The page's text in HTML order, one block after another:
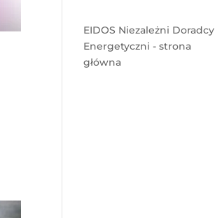
EIDOS Niezależni Doradcy
Energetyczni - strona
główna